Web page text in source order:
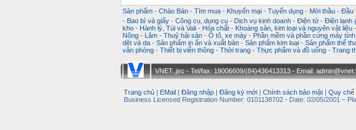
Sản phẩm - Chào Bán - Tìm mua - Khuyến mại - Tuyển dụng - Mời thầu - Đầu
- Bao bì và giấy - Công cụ, dụng cụ - Dịch vụ kinh doanh - Điện tử - Điện lạnh
kho - Hành lý, Túi và Vali - Hóa chất - Khoáng sản, kim loại và nguyên vật liệu -
Nông - Lâm - Thuỷ hải sản - Ô tô, xe máy - Phần mềm và phần cứng máy tính
dệt và da - Sản phẩm in ấn và xuất bản - Sản phẩm kim loại - Sản phẩm thể
văn phòng - Thiết bị viễn thông - Thời trang - Thực phẩm và đồ uống - Trang
VNET.,jsc - Tel/fax: 19006609/(84)436413313 - Email:
Trang chủ EMail Đăng nhập Đăng ký mới Chính sách bảo mật Quy chế
Business Licensed Registration Number: 0101138702 - Date: 02/05/2001 –